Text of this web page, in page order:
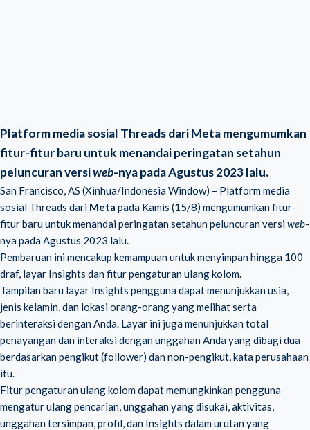
Platform media sosial Threads dari Meta mengumumkan
fitur-fitur baru untuk menandai peringatan setahun
peluncuran versiweb-nya pada Agustus 2023 lalu.
San Francisco, AS (Xinhua/Indonesia Window) – Platform media
sosial Threads dari Meta pada Kamis (15/8) mengumumkan fitur-
fitur baru untuk menandai peringatan setahun peluncuran versiweb-
nya pada Agustus 2023 lalu.
Pembaruan ini mencakup kemampuan untuk menyimpan hingga 100
draf, layar Insights dan fitur pengaturan ulang kolom.
Tampilan baru layar Insights pengguna dapat menunjukkan usia,
jenis kelamin, dan lokasi orang-orang yang melihat serta
berinteraksi dengan Anda. Layar ini juga menunjukkan total
penayangan dan interaksi dengan unggahan Anda yang dibagi dua
berdasarkan pengikut (follower) dan non-pengikut, kata perusahaan
itu.
Fitur pengaturan ulang kolom dapat memungkinkan pengguna
mengatur ulang pencarian, unggahan yang disukai, aktivitas,
unggahan tersimpan, profil, dan Insights dalam urutan yang